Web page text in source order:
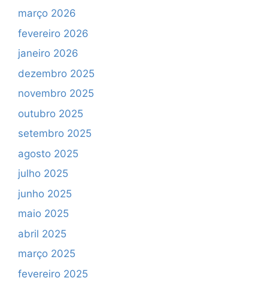
março 2026
fevereiro 2026
janeiro 2026
dezembro 2025
novembro 2025
outubro 2025
setembro 2025
agosto 2025
julho 2025
junho 2025
maio 2025
abril 2025
março 2025
fevereiro 2025